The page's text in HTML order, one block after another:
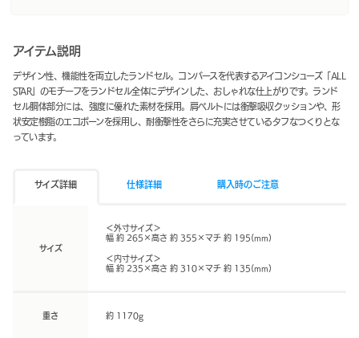
アイテム説明
デザイン性、機能性を両立したランドセル。コンバースを代表するアイコンシューズ「ALL
STAR」のモチーフをランドセル全体にデザインした、おしゃれな仕上がりです。ランド
セル胴体部分には、強度に優れた素材を採用。肩ベルトには衝撃吸収クッションや、形
状安定樹脂のエコボーンを採用し、耐衝撃性をさらに充実させているタフなつくりとな
っています。
サイズ詳細 仕様詳細 購入時のご注意
サイズ
＜外寸サイズ＞
幅 約 265×高さ 約 355×マチ 約 195(mm)
＜内寸サイズ＞
幅 約 235×高さ 約 310×マチ 約 135(mm)
重さ 約 1170g